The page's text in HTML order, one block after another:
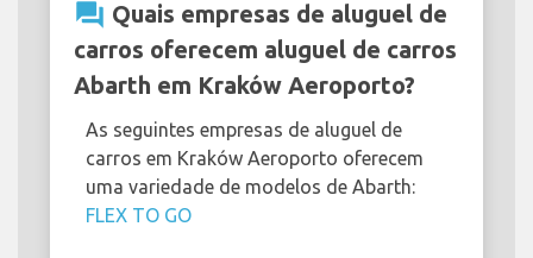
question_answer Quais empresas de aluguel de
carros oferecem aluguel de carros
Abarth em Kraków Aeroporto?
As seguintes empresas de aluguel de
carros em Kraków Aeroporto oferecem
uma variedade de modelos de Abarth:
FLEX TO GO